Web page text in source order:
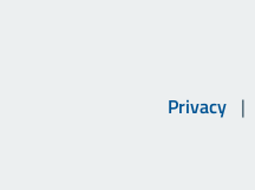
Privacy